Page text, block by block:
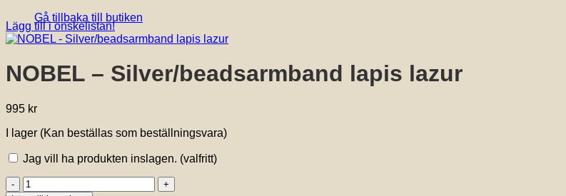
Gå tillbaka till butiken
Lägg till i önskelistan!
NOBEL – Silver/beadsarmband lapis lazur
995 kr
I lager (Kan beställas som beställningsvara)
Jag vill ha produkten inslagen. (valfritt)
NOBEL